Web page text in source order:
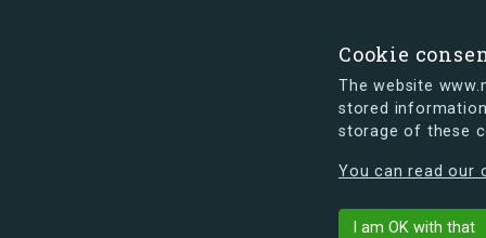
Cookie
The website
stored
storage of these
You can read our
I am OK with that
s.dk is getting a new look soon. If